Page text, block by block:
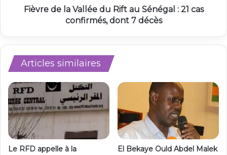
Fièvre de la Vallée du Rift au Sénégal : 21 cas
confirmés, dont 7 décès
Articles similaires
Le RFD appelle à la
El Bekaye Ould Abdel Malek